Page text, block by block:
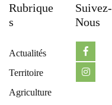
Rubrique
S
Actualités
Territoire
Agriculture
Suivez-
Nous